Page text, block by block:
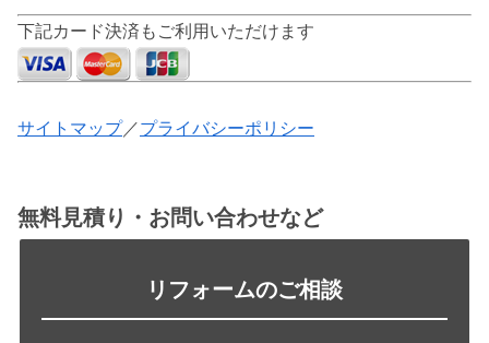
下記カード決済もご利用いただけます
サイトマップ／プライバシーポリシー
無料見積り・お問い合わせなど
リフォームのご相談